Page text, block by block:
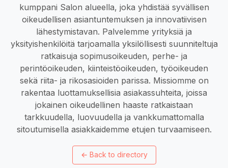
kumppani Salon alueella, joka yhdistää syvällisen
oikeudellisen asiantuntemuksen ja innovatiivisen
lähestymistavan. Palvelemme yrityksiä ja
yksityishenkilöitä tarjoamalla yksilöllisesti suunniteltuja
ratkaisuja sopimusoikeuden, perhe- ja
perintöoikeuden, kiinteistöoikeuden, työoikeuden
sekä riita- ja rikosasioiden parissa. Missiomme on
rakentaa luottamuksellisia asiakassuhteita, joissa
jokainen oikeudellinen haaste ratkaistaan
tarkkuudella, luovuudella ja vankkumattomalla
sitoutumisella asiakkaidemme etujen turvaamiseen.
← Back to directory